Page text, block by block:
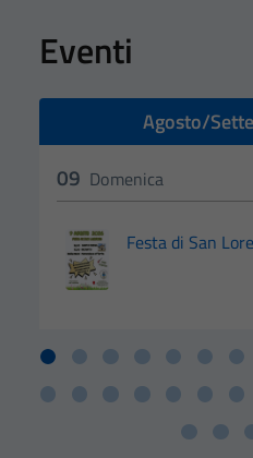
Eventi
Agosto/
09 Domenica
Festa di San